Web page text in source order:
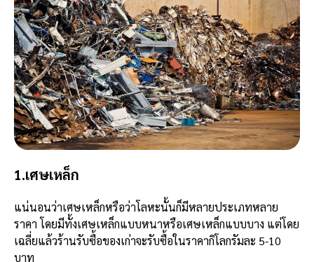
1.เศษเหล็ก
แน่นอนว่าเศษเหล็กหรือว่าโลหะนั้นก็มีหลายประเภทหลาย
ราคา โดยมีทั้งเศษเหล็กแบบหนาหรือเศษเหล็กแบบบาง แต่โดย
เฉลี่ยแล้วร้านรับซื้อของเก่าจะรับซื้อในราคากิโลกรัมละ 5-10
บาท